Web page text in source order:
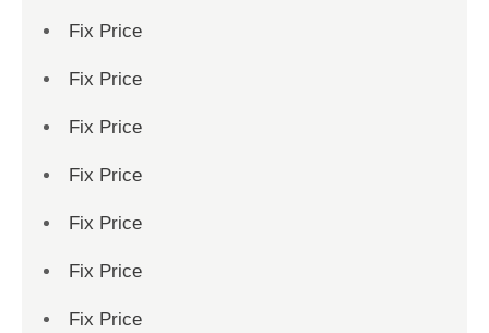
Fix Price
Fix Price
Fix Price
Fix Price
Fix Price
Fix Price
Fix Price